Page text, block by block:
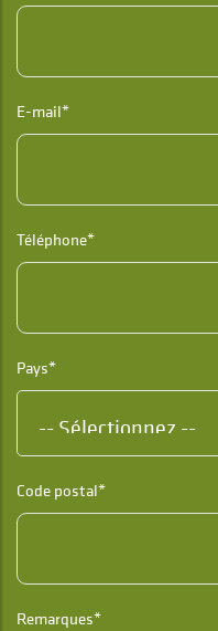
E-mail*
Téléphone*
Pays*
Code postal*
Remarques*